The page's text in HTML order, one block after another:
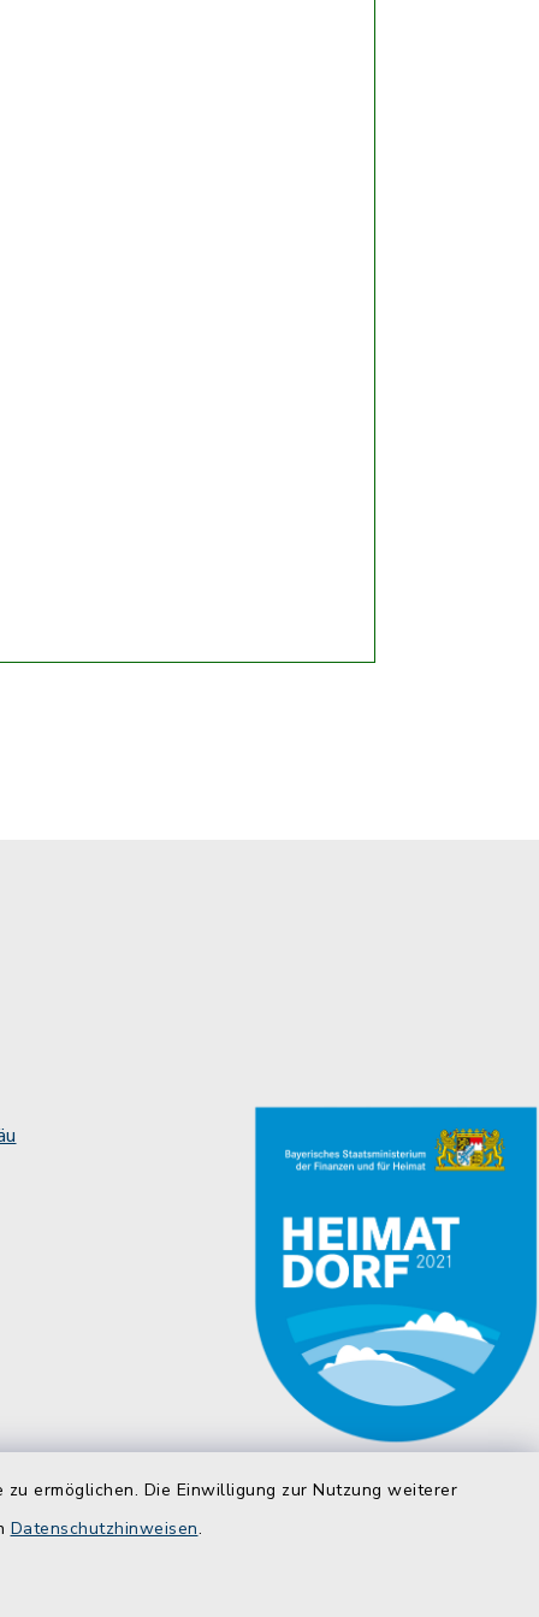
ermöglichen. Die Einwilligung zur Nutzung weiterer
Datenschutzhinweisen.